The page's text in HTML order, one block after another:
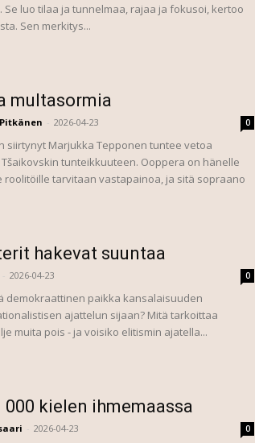
Se luo tilaa ja tunnelmaa, rajaa ja fokusoi, kertoo
Sen merkitys...
multasormia
- 2026-04-23 0
siirtynyt Marjukka Tepponen tuntee vetoa
tunteikkuuteen. Ooppera on hänelle
roolitöille tarvitaan vastapainoa, ja sitä sopraano
hakevat suuntaa
- 2026-04-23 0
demokraattinen paikka kansalaisuuden
ajattelun sijaan? Mitä tarkoittaa
muita pois - ja voisiko elitismin ajatella...
kielen ihmemaassa
- 2026-04-23 0